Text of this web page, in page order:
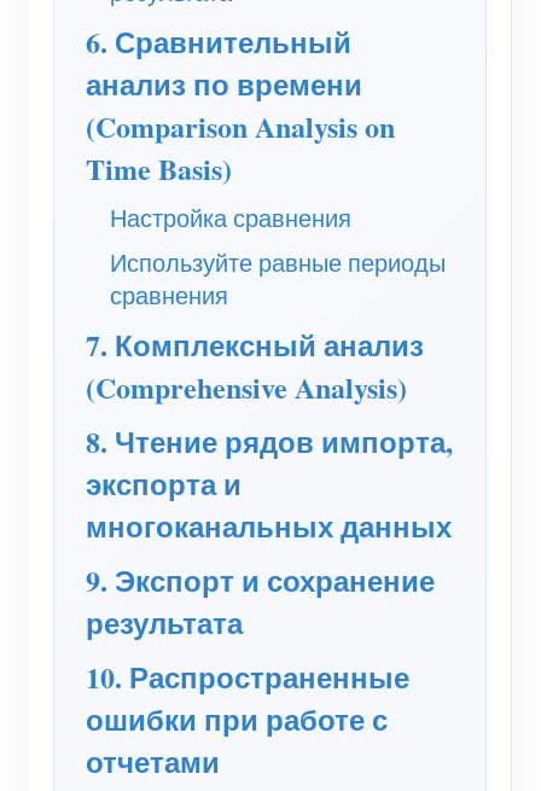
6. Сравнительный
анализ по времени
(Comparison Analysis on
Time Basis)
Настройка сравнения
Используйте равные периоды
сравнения
7. Комплексный анализ
(Comprehensive Analysis)
8. Чтение рядов импорта,
экспорта и
многоканальных данных
9. Экспорт и сохранение
результата
10. Распространенные
ошибки при работе с
отчетами